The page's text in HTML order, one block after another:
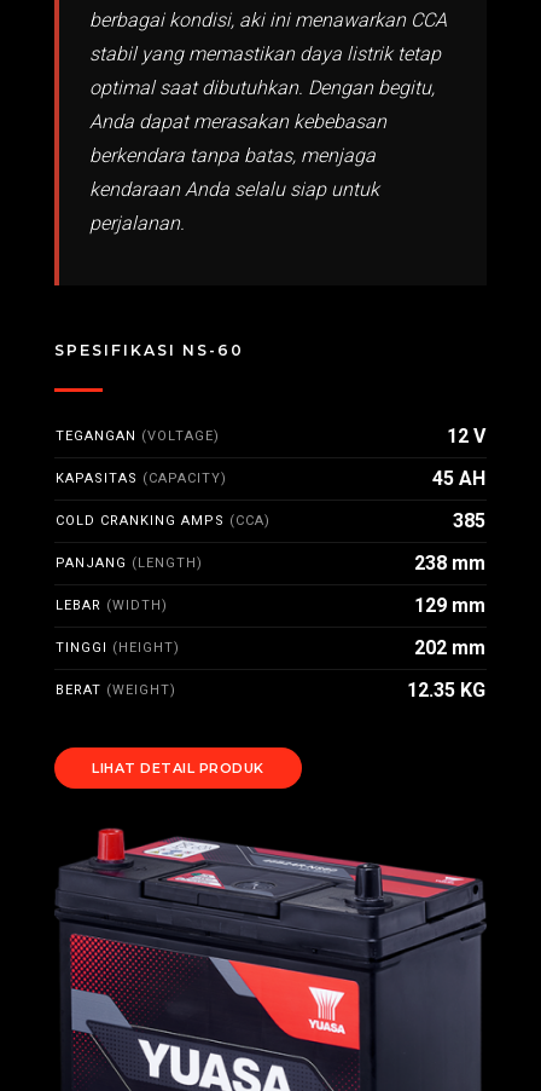
berbagai kondisi, aki ini menawarkan CCA
stabil yang memastikan daya listrik tetap
optimal saat dibutuhkan. Dengan begitu,
Anda dapat merasakan kebebasan
berkendara tanpa batas, menjaga
kendaraan Anda selalu siap untuk
perjalanan.
SPESIFIKASI NS-60
TEGANGAN (VOLTAGE) 12 V
KAPASITAS (CAPACITY) 45 AH
COLD CRANKING AMPS (CCA) 385
PANJANG (LENGTH) 238 mm
LEBAR (WIDTH) 129 mm
TINGGI (HEIGHT) 202 mm
BERAT (WEIGHT) 12.35 KG
LIHAT DETAIL PRODUK